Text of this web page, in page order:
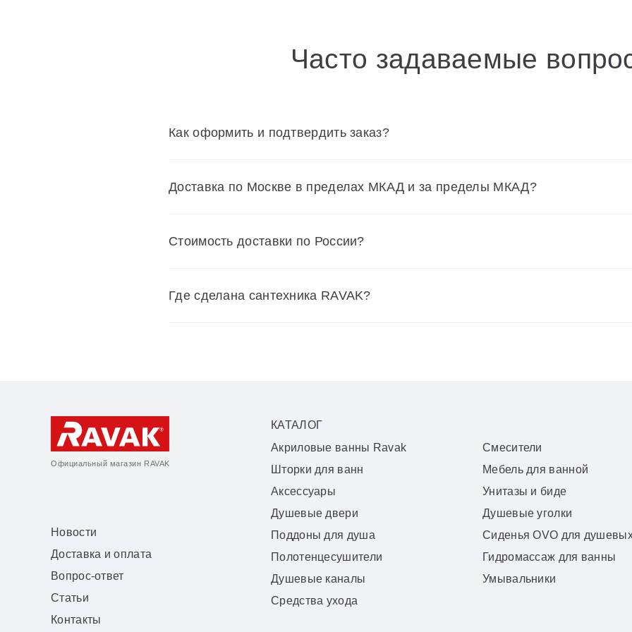
Часто задаваемые
Как оформить и подтвердить заказ?
Доставка по Москве в пределах МКАД и за пределы МКАД?
Cтоимость доставки по России?
Где сделана сантехника RAVAK?
Официальный магазин RAVAK
Новости
Доставка и оплата
Вопрос-ответ
Статьи
Контакты
КАТАЛОГ
Акриловые ванны Ravak
Смесители
Шторки для ванн
Мебель для ванной
Аксессуары
Унитазы и биде
Душевые двери
Душевые уголки
Поддоны для душа
Сиденья OVO для
Полотенцесушители
Гидромассаж для ванны
Душевые каналы
Умывальники
Средства ухода